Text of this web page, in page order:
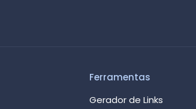
Ferramentas
Gerador de Links